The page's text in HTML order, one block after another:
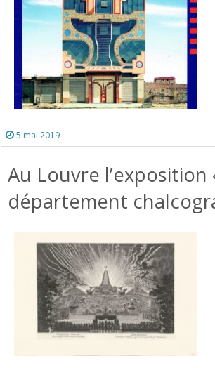
5 mai 2019
Au Louvre
département